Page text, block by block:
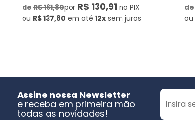
de R$ 161,80por R$ 130,91 no PIX
ou R$ 137,80 em até 12x sem juros
de
ou
Assine nossa Newsletter
e receba em primeira mão
todas as novidades!